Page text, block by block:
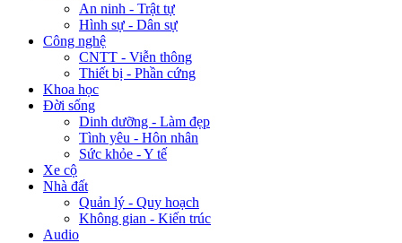
An ninh - Trật tự
Hình sự - Dân sự
Công nghệ
CNTT - Viễn thông
Thiết bị - Phần cứng
Khoa học
Đời sống
Dinh dưỡng - Làm đẹp
Tình yêu - Hôn nhân
Sức khỏe - Y tế
Xe cộ
Nhà đất
Quản lý - Quy hoạch
Không gian - Kiến trúc
Audio